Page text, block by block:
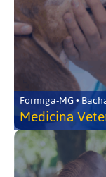
Formiga-MG •
Medicina